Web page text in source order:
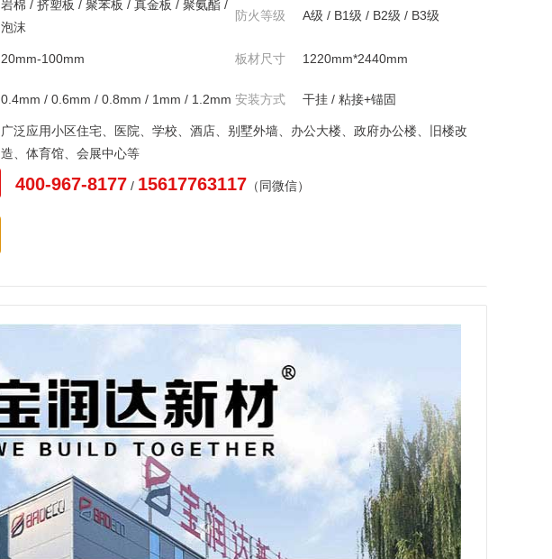
岩棉 / 挤塑板 / 聚苯板 / 真金板 / 聚氨酯 /
泡沫
防火等级 A级 / B1级 / B2级 / B3级
20mm-100mm 板材尺寸 1220mm*2440mm
0.4mm / 0.6mm / 0.8mm / 1mm / 1.2mm 安装方式 干挂 / 粘接+锚固
广泛应用小区住宅、医院、学校、酒店、别墅外墙、办公大楼、政府办公楼、旧楼改
造、体育馆、会展中心等
400-967-8177 / 15617763117 （同微信）